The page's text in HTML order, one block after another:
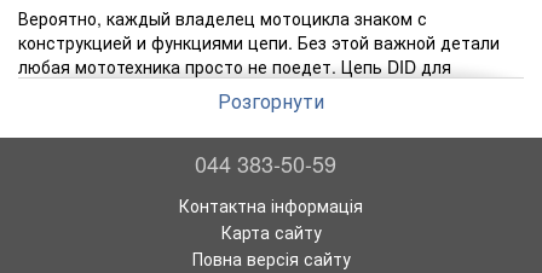
Вероятно, каждый владелец мотоцикла знаком с
конструкцией и функциями цепи. Без этой важной детали
любая мототехника просто не поедет. Цепь DID для
мотоцикла способна качественно выполнять свое
предназначение – передавать крутящий момент мотора на
ведущее колесо. Покупка новой цепи требуется не только
при износе детали, но и в случае замены звезд, так как
Особенности мото цепи DID
Важность надежной и качественной цепи для мотоцикла
Розгорнути
044 383-50-59
Контактна інформація
Карта сайту
Повна версія сайту